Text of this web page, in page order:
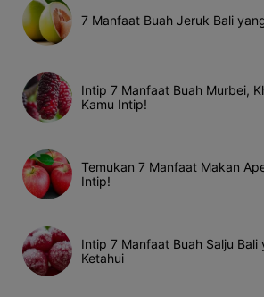
7 Manfaat Buah Jeruk Bali
Intip 7 Manfaat Buah Murbei,
Kamu Intip!
Temukan 7 Manfaat Makan
Intip!
Intip 7 Manfaat Buah Salju Bali
Ketahui